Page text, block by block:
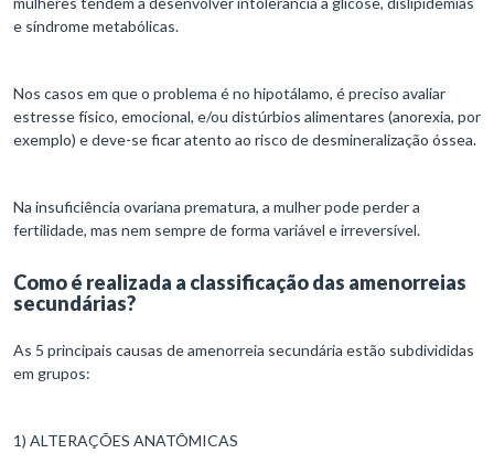
e síndrome metabólicas.
Nos casos em que o problema é no hipotálamo, é preciso avaliar
estresse físico, emocional, e/ou distúrbios alimentares (anorexia, por
exemplo) e deve-se ficar atento ao risco de desmineralização óssea.
Na insuficiência ovariana prematura, a mulher pode perder a
fertilidade, mas nem sempre de forma variável e irreversível.
Como é realizada a classificação das amenorreias
secundárias?
As 5 principais causas de amenorreia secundária estão subdivididas
em grupos:
1) ALTERAÇÕES ANATÔMICAS